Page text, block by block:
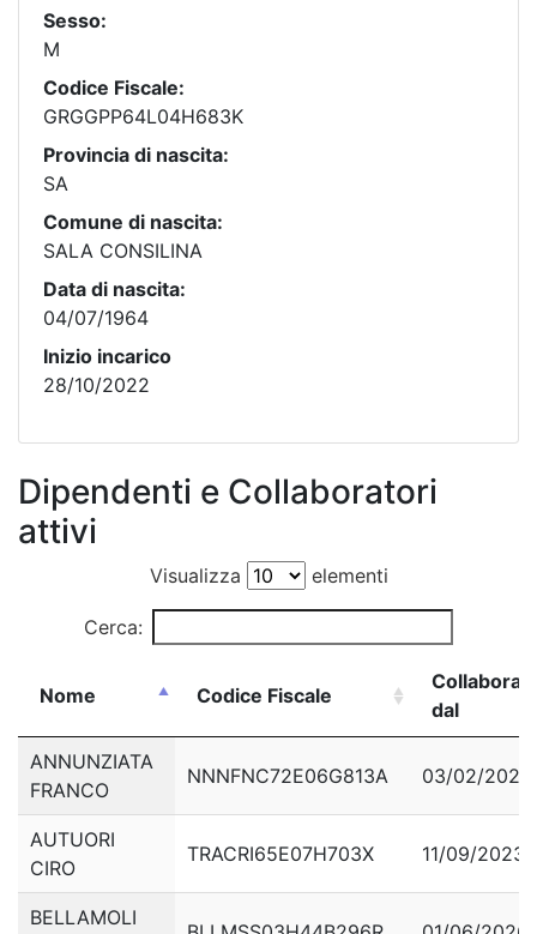
Sesso:
M
Codice Fiscale:
GRGGPP64L04H683K
Provincia di nascita:
SA
Comune di nascita:
SALA CONSILINA
Data di nascita:
04/07/1964
Inizio incarico
28/10/2022
Dipendenti e Collaboratori
attivi
Visualizza elementi
Cerca:
Nome Codice Fiscale
Collabora
dal
Nome
dal
ANNUNZIATA
FRANCO
NNNFNC72E06G813A 03/02/2025
AUTUORI
CIRO
TRACRI65E07H703X 11/09/2023
BELLAMOLI